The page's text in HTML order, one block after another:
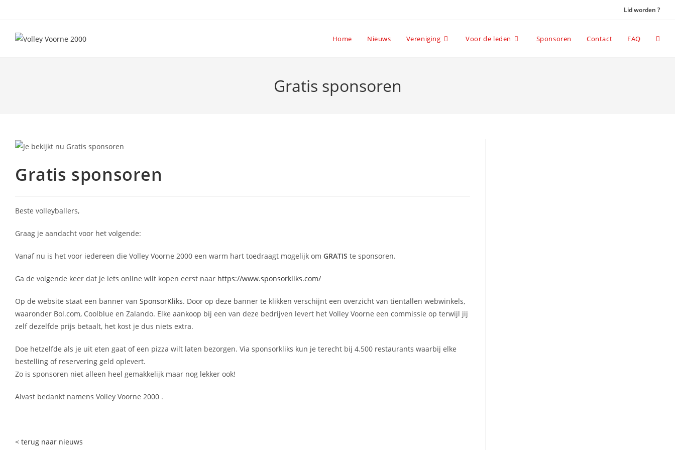
inhoud
Lid worden ?
Home Nieuws Vereniging Voor de leden Sponsoren Contact FAQ
Gratis sponsoren
Gratis sponsoren
Beste volleyballers,
Graag je aandacht voor het volgende:
Vanaf nu is het voor iedereen die Volley Voorne 2000 een warm hart toedraagt mogelijk om GRATIS te sponsoren.
Ga de volgende keer dat je iets online wilt kopen eerst naar https://www.sponsorkliks.com/
Op de website staat een banner van SponsorKliks. Door op deze banner te klikken verschijnt een overzicht van tientallen webwinkels,
waaronder Bol.com, Coolblue en Zalando. Elke aankoop bij een van deze bedrijven levert het Volley Voorne een commissie op terwijl jij
zelf dezelfde prijs betaalt, het kost je dus niets extra.
Doe hetzelfde als je uit eten gaat of een pizza wilt laten bezorgen. Via sponsorkliks kun je terecht bij 4.500 restaurants waarbij elke
bestelling of reservering geld oplevert.
Zo is sponsoren niet alleen heel gemakkelijk maar nog lekker ook!
Alvast bedankt namens Volley Voorne 2000 .
< terug naar nieuws